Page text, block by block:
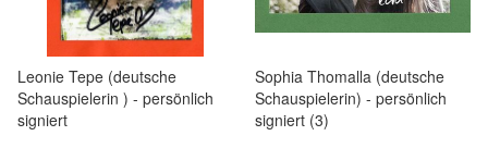
Leonie Tepe (deutsche
Schauspielerin ) - persönlich
signiert
Sophia Thomalla (deutsche
Schauspielerin) - persönlich
signiert (3)